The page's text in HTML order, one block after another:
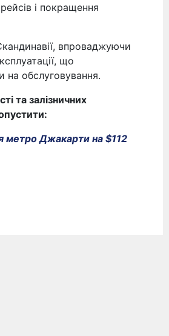
і покращення
впроваджуючи
що
на обслуговування.
та залізничних
метро Джакарти на $112